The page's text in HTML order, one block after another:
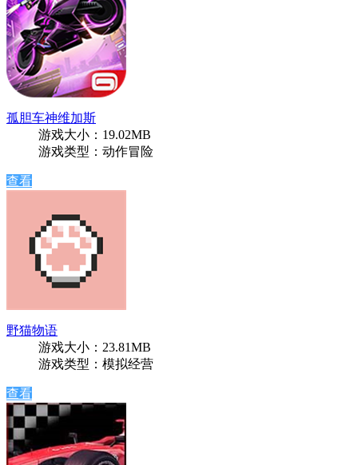
孤胆车神维加斯
游戏大小：19.02MB
游戏类型：动作冒险
查看
野猫物语
游戏大小：23.81MB
游戏类型：模拟经营
查看